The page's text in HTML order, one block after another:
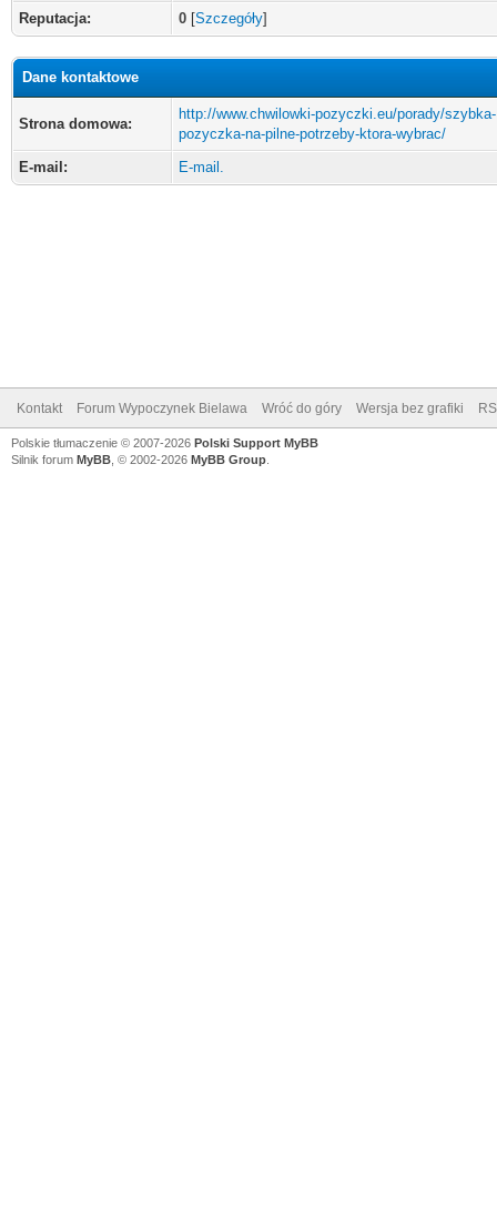
Reputacja: 0 [Szczegóły]
Dane kontaktowe
Strona domowa:
http://www.chwilowki-pozyczki.eu/porady/szybka-
pozyczka-na-pilne-potrzeby-ktora-wybrac/
E-mail:
E-mail.
Kontakt Forum Wypoczynek Bielawa Wróć do góry Wersja bez grafiki
Polskie tłumaczenie © 2007-2026 Polski Support MyBB
Silnik forum MyBB , © 2002-2026 MyBB Group